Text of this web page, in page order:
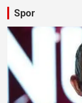
Spor